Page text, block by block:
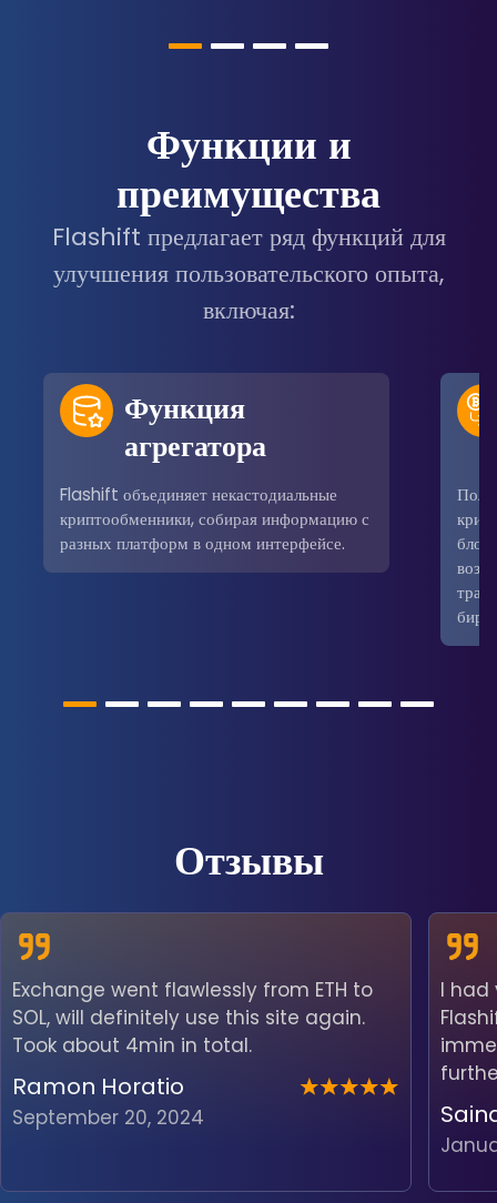
Функции и
преимущества
Flashift предлагает ряд функций для
улучшения пользовательского опыта,
включая:
Функция
агрегатора
Flashift объединяет некастодиальные
криптообменники, собирая информацию с
разных платформ в одном интерфейсе.
Отзывы
Exchange went flawlessly from ETH to
SOL, will definitely use this site again.
Took about 4min in total.
Ramon Horatio
September 20, 2024
I had